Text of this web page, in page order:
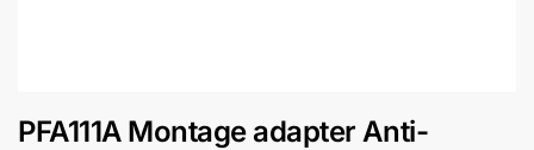
&
PFA111A Montage adapter Anti-